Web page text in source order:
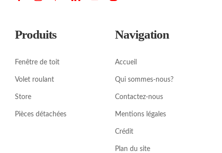
Produits
Fenêtre de toit
Volet roulant
Store
Pièces détachées
Navigation
Accueil
Qui sommes-nous?
Contactez-nous
Mentions légales
Crédit
Plan du site